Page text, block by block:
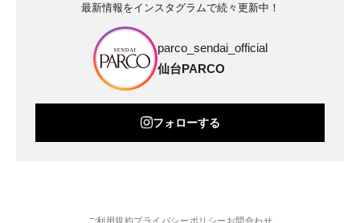
最新情報をインスタグラムで続々更新中！
parco_sendai_official
仙台PARCO
フォローする
ご利用規約プライバシーポリシー お問合わせ